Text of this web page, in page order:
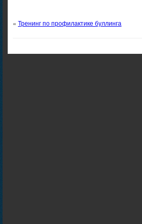
« Тренинг по профилактике буллинга